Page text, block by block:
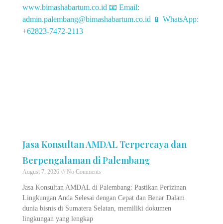
Jasa Konsultan AMDAL Terpercaya dan
Berpengalaman di Palembang
August 7, 2026 No Comments
Jasa Konsultan AMDAL di Palembang: Pastikan Perizinan
Lingkungan Anda Selesai dengan Cepat dan Benar Dalam
dunia bisnis di Sumatera Selatan, memiliki dokumen
lingkungan yang lengkap